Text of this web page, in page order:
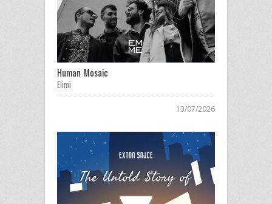
Human Mosaic
Elimi
13/07/2026